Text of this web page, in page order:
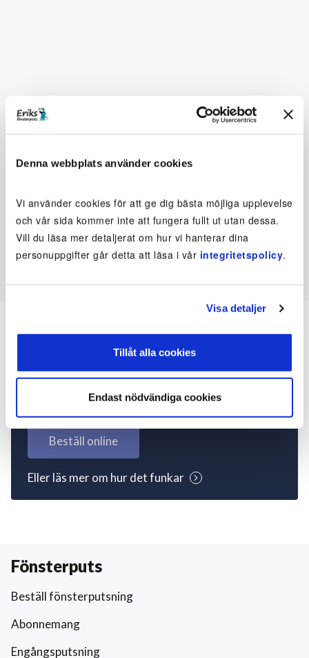
Denna webbplats använder cookies
Vi använder cookies för att ge dig bästa möjliga upplevelse
och vår sida kommer inte att fungera fullt ut utan dessa.
Vill du läsa mer detaljerat om hur vi hanterar dina
personuppgifter går detta att läsa i vår integritetspolicy.
Visa detaljer
Tillåt alla cookies
Endast nödvändiga cookies
Inte kund ännu? Kom
igång nu!
Beställ online
Eller läs mer om hur det funkar
Fönsterputs
Beställ fönsterputsning
Abonnemang
Engångsputsning